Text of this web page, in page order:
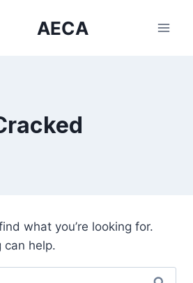
AECA
what you’re looking for.
can help.